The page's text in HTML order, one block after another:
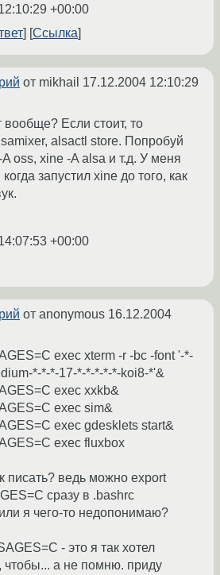
+00:00
Ссылка
от mikhail 17.12.2004 12:10:29
вообще? Если стоит, то
alsactl store. Попробуй
oss, xine -A alsa и т.д. У меня
запустил xine до того, как
+00:00
от anonymous 16.12.2004
exec xterm -r -bc -font '-*-
*-*-*-17-*-*-*-*-*-koi8-*'&
exec xxkb&
exec sim&
exec gdesklets start&
exec fluxbox
писать? ведь можно export
сразу в .bashrc
я чего-то недопонимаю?
- это я так хотел
чтобы... а не помню. приду